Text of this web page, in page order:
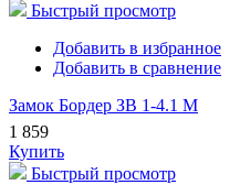
Быстрый просмотр
Добавить в избранное
Добавить в сравнение
Замок Бордер ЗВ 1-4.1 М
1 859
Купить
Быстрый просмотр